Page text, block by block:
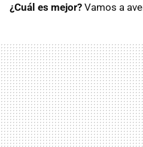
¿Cuál es mejor? Vamos a